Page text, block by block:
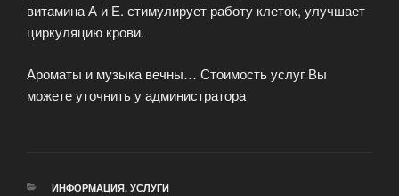
витамина А и Е. стимулирует работу клеток, улучшает
циркуляцию крови.
Ароматы и музыка вечны… Стоимость услуг Вы
можете уточнить у администратора
РУБРИКИ
ИНФОРМАЦИЯ, УСЛУГИ